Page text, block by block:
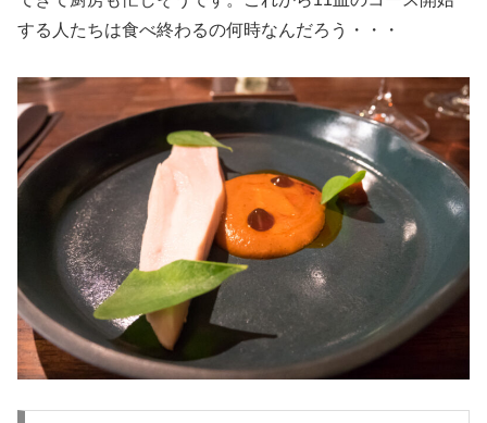
する人たちは食べ終わるの何時なんだろう・・・